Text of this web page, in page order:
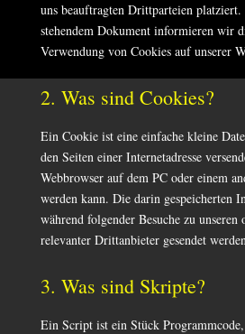
uns beauftragten Drittparteien
stehendem Dokument informieren wir
Verwendung von Cookies auf unserer
2. Was sind Cookies?
Ein Cookie ist eine einfache kleine
den Seiten einer Internetadresse
Webbrowser auf dem PC oder einem
werden kann. Die darin gespeicherten
während folgender Besuche zu unseren
relevanter Drittanbieter gesendet
3. Was sind Skripte?
Ein Script ist ein Stück